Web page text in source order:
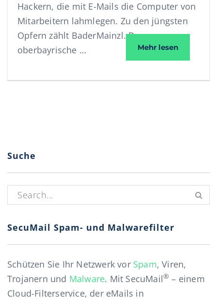
Hackern, die mit E-Mails die Computer von
Mitarbeitern lahmlegen. Zu den jüngsten
Opfern zählt BaderMainzl. Das
oberbayrische …
Mehr lesenInterview
Suche
Suchen nach:
SecuMail Spam- und Malwarefilter
Schützen Sie Ihr Netzwerk vor Spam, Viren,
Trojanern und Malware. Mit SecuMail® – einem
Cloud-Filterservice, der eMails in